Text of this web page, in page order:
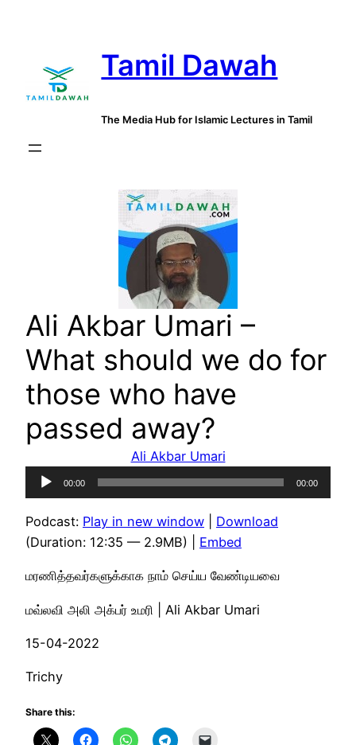
Tamil Dawah
The Media Hub for Islamic Lectures in Tamil
Ali Akbar Umari –
What should we do for
those who have
passed away?
Ali Akbar Umari
Audio
Player
00:00 00:00
Podcast: Play in new window
Download
(Duration: 12:35 — 2.9MB) | Embed
மரணித்தவர்களுக்காக நாம் செய்ய வேண்டியவை
மவ்லவி அலி அக்பர் உமரி | Ali Akbar Umari
15-04-2022
Trichy
Share this: